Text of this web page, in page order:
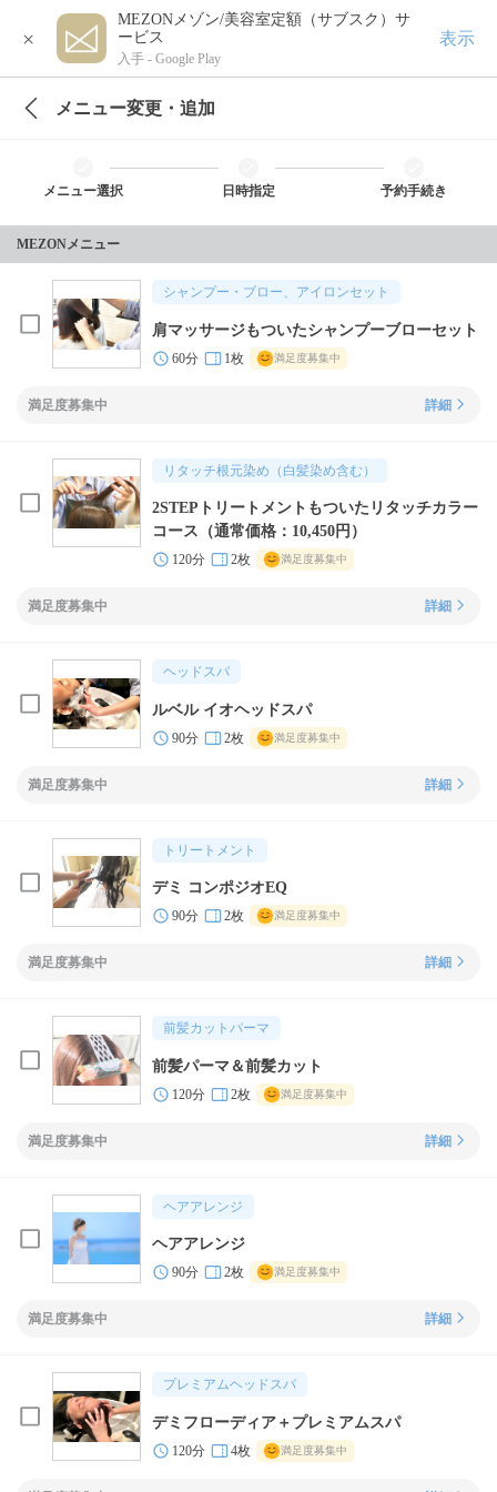
×
MEZONメゾン/美容室定額（サブスク）サ
ービス
入手 - Google Play
表示
メニュー変更・追加
メニュー選択 日時指定 予約手続き
MEZONメニュー
シャンプー・ブロー、アイロンセット
肩マッサージもついたシャンプーブローセット
60分 1枚 満足度募集中
満足度募集中 詳細
リタッチ根元染め（白髪染め含む）
2STEPトリートメントもついたリタッチカラー
コース（通常価格：10,450円）
120分 2枚 満足度募集中
満足度募集中 詳細
ヘッドスパ
ルベル イオヘッドスパ
90分 2枚 満足度募集中
満足度募集中 詳細
トリートメント
デミ コンポジオEQ
90分 2枚 満足度募集中
満足度募集中 詳細
前髪カットパーマ
前髪パーマ＆前髪カット
120分 2枚 満足度募集中
満足度募集中 詳細
ヘアアレンジ
ヘアアレンジ
90分 2枚 満足度募集中
満足度募集中 詳細
プレミアムヘッドスパ
デミフローディア＋プレミアムスパ
120分 4枚 満足度募集中